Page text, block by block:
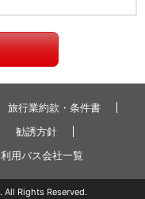
旅行業約款・条件書
勧誘方針
利用バス会社一覧
All Rights Reserved.